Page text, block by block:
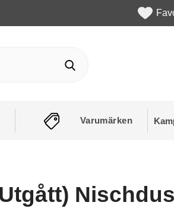
Varumärken